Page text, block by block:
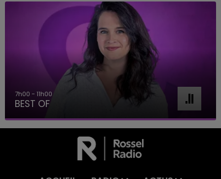
7h00 - 11h00
BEST OF